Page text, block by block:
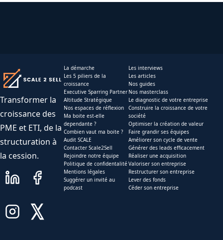
Transformer la
croissance des
PME et ETI, de la
structuration à
la cession.
La démarche
Les 5 piliers de la
croissance
Executive Sparring Partner
Altitude Stratégique
Nos espaces de réflexion
Ma boite est-elle
dependante ?
Combien vaut ma boite ?
Audit SCALE
Contacter Scale2Sell
Rejoindre notre équipe
Politique de confidentalité
Mentions légales
Suggérer un invité au
podcast
Les interviews
Les articles
Nos guides
Nos masterclass
Le diagnostic de votre entreprise
Construire la croissance de votre
société
Optimiser la création de valeur
Faire grandir ses équipes
Améliorer son cycle de vente
Générer des leads efficacement
Réaliser une acquisition
Valoriser son entreprise
Restructurer son entreprise
Lever des fonds
Céder son entreprise